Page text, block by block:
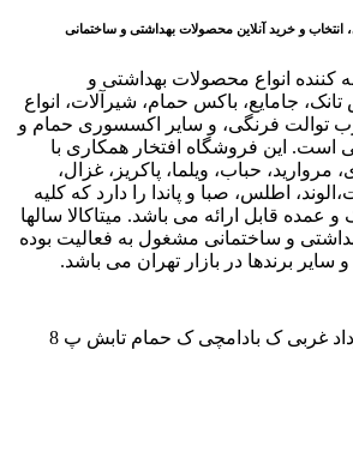
انتخاب و خرید آنلاین محصولات بهداشتی و ساختمانی
کننده انواع محصولات بهداشتی و
جامایع، باکس حمام، شیرآلات، انواع
توالت فرنگی، و سایر اکسسوری حمام و
است. این فروشگاه افتخار همکاری با
مروارید، حباب، ویلما، پاکریز، غزال،
اطلس، صبا و پاندا را دارد که کلیه
قابل ارائه می باشد. میتاکالا سالها
و ساختمانی مشغول به فعالیت بوده
سایر برندها در بازار تهران می باشد.
تهران خیابان پانزده خرداد غربی ک بادامچی ک حمام تابش پ 8